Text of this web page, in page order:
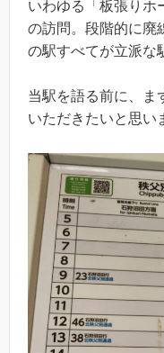
いわゆる「板張りホ
の訪問。段階的に廃
の駅すべてが立派な
当駅を語る前に、ま
いただきたいと思い